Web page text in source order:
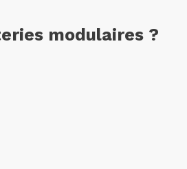
modulaires ?